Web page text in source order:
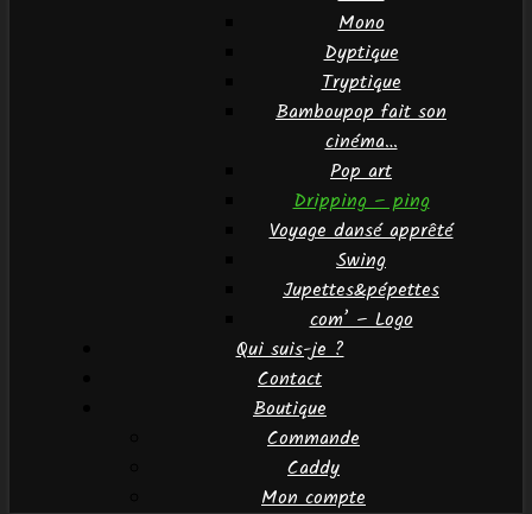
Mono
Dyptique
Tryptique
Bamboupop fait son
cinéma…
Pop art
Dripping – ping
Voyage dansé apprêté
Swing
Jupettes&pépettes
com’ – Logo
Qui suis-je ?
Contact
Boutique
Commande
Caddy
Mon compte